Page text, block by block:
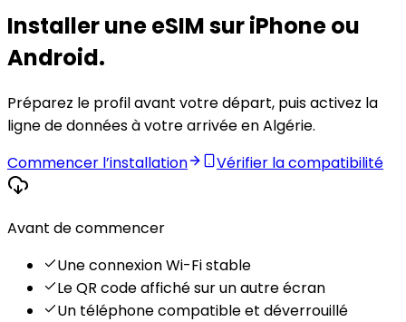
Installer une eSIM sur iPhone ou
Android.
Préparez le profil avant votre départ, puis activez la
ligne de données à votre arrivée en Algérie.
Commencer l’installation
Vérifier la compatibilité
Avant de commencer
Une connexion Wi-Fi stable
Le QR code affiché sur un autre écran
Un téléphone compatible et déverrouillé